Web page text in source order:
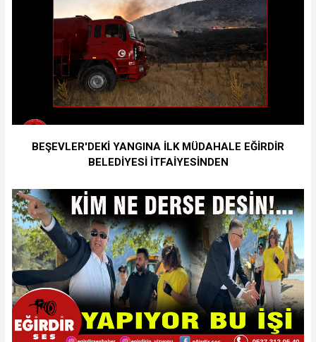
BEŞEVLER'DEKİ YANGINA İLK MÜDAHALE EĞİRDİR
BELEDİYESİ İTFAİYESİNDEN